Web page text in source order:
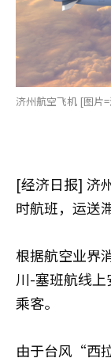
济州航空飞机 [图片
[经济日报] 济
时航班，运送
根据航空业界
川-塞班航线
乘客。
由于台风“西